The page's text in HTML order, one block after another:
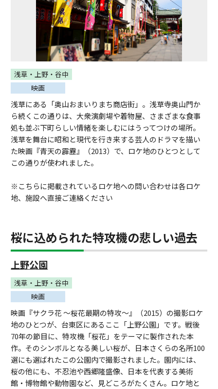
浅草・上野・谷中
映画
浅草にある「奥山おまいりまち商店街」。浅草寺奥山門か
ら続くこの通りは、大衆演劇場や着物屋、さまざまな食事
処も並ぶ下町らしい情緒を楽しむにはうってつけの場所。
浅草を舞台に昭和と現代を行き来する芸人のドラマを描い
た映画『青天の霹靂』（2013）で、ロケ地のひとつとして
この通りが使われました。
※こちらに掲載されているロケ地への問い合わせは各ロケ
地、施設へ直接ご連絡ください
桜に込められた特攻機の悲しい過去
上野公園
浅草・上野・谷中
映画
映画『サクラ花 〜桜花最期の特攻〜』（2015）の撮影ロケ
地のひとつが、台東区にあるここ「上野公園」です。戦後
70年の節目に、特攻機「桜花」をテーマに製作された本
作。そのシンボルとなる美しい桜が、日本さくらの名所100
選にも選ばれたこの公園内で撮影されました。園内には、
桜の他にも、不忍池や西郷隆盛像、日本を代表する美術
館・博物館や動物園など、見どころがたくさん。ロケ地と